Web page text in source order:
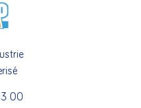
00